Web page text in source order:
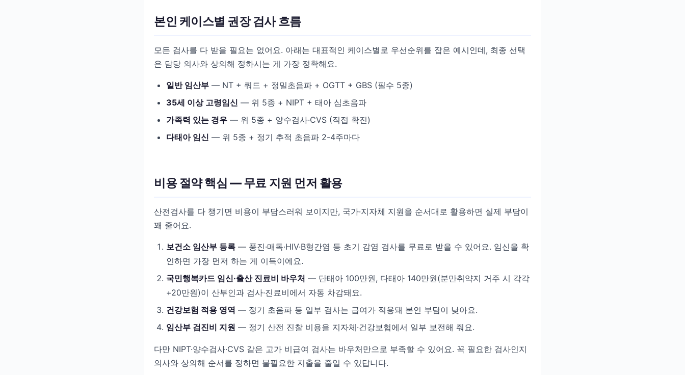
본인 케이스별 권장 검사 흐름
모든 검사를 다 받을 필요는 없어요. 아래는 대표적인 케이스별로 우선순위를 잡은 예시인데, 최종 선택
은 담당 의사와 상의해 정하시는 게 가장 정확해요.
일반 임산부 — NT + 쿼드 + 정밀초음파 + OGTT + GBS (필수 5종)
35세 이상 고령임신 — 위 5종 + NIPT + 태아 심초음파
가족력 있는 경우 — 위 5종 + 양수검사·CVS (직접 확진)
다태아 임신 — 위 5종 + 정기 추적 초음파 2-4주마다
비용 절약 핵심 — 무료 지원 먼저 활용
산전검사를 다 챙기면 비용이 부담스러워 보이지만, 국가·지자체 지원을 순서대로 활용하면 실제 부담이
꽤 줄어요.
보건소 임산부 등록 — 풍진·매독·HIV·B형간염 등 초기 감염 검사를 무료로 받을 수 있어요. 임신을 확
인하면 가장 먼저 하는 게 이득이에요.
국민행복카드 임신·출산 진료비 바우처 — 단태아 100만원, 다태아 140만원(분만취약지 거주 시 각각
+20만원)이 산부인과 검사·진료비에서 자동 차감돼요.
건강보험 적용 영역 — 정기 초음파 등 일부 검사는 급여가 적용돼 본인 부담이 낮아요.
임산부 검진비 지원 — 정기 산전 진찰 비용을 지자체·건강보험에서 일부 보전해 줘요.
다만 NIPT·양수검사·CVS 같은 고가 비급여 검사는 바우처만으로 부족할 수 있어요. 꼭 필요한 검사인지
의사와 상의해 순서를 정하면 불필요한 지출을 줄일 수 있답니다.